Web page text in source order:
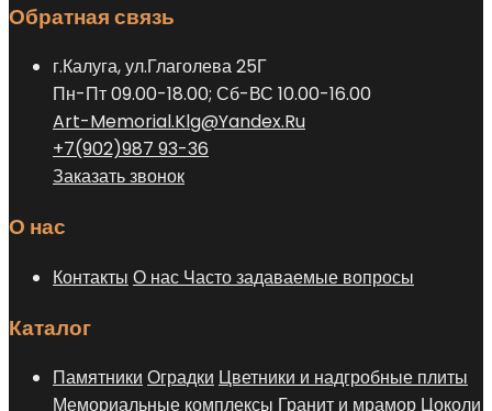
Обратная связь
г.Калуга, ул.Глаголева 25Г
Пн-Пт 09.00-18.00; Сб-ВС 10.00-16.00
Art-Memorial.Klg@Yandex.Ru
+7(902)987 93-36
Заказать звонок
О нас
Контакты О нас Часто задаваемые вопросы
Каталог
Памятники Оградки Цветники и надгробные плиты
Мемориальные комплексы Гранит и мрамор Цоколи